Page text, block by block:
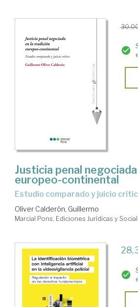
Justicia penal
europeo-continental
Estudio comparado y juicio
Oliver Calderón, Guillermo
Marcial Pons, Ediciones Jurídicas y